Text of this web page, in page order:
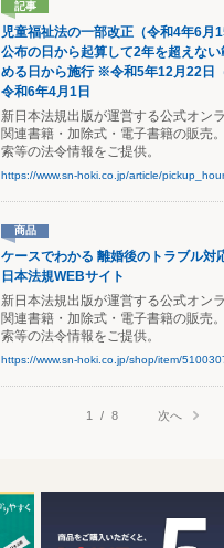
記事
児童福祉法の一部改正（令和4年6月
公布の日から起算して2年を超えな
める日から施行 ※令和5年12月22日
令和6年4月1日
新日本法規出版が運営する公式オン
関連書籍・加除式・電子書籍の販売
索等の法令情報をご提供。
https://www.sn-hoki.co.jp/article/
商品
ケースでわかる 離婚後のトラブル対
日本法規WEBサイト
新日本法規出版が運営する公式オン
関連書籍・加除式・電子書籍の販売
索等の法令情報をご提供。
https://www.sn-hoki.co.jp/shop/item/
1 / 8 次へ